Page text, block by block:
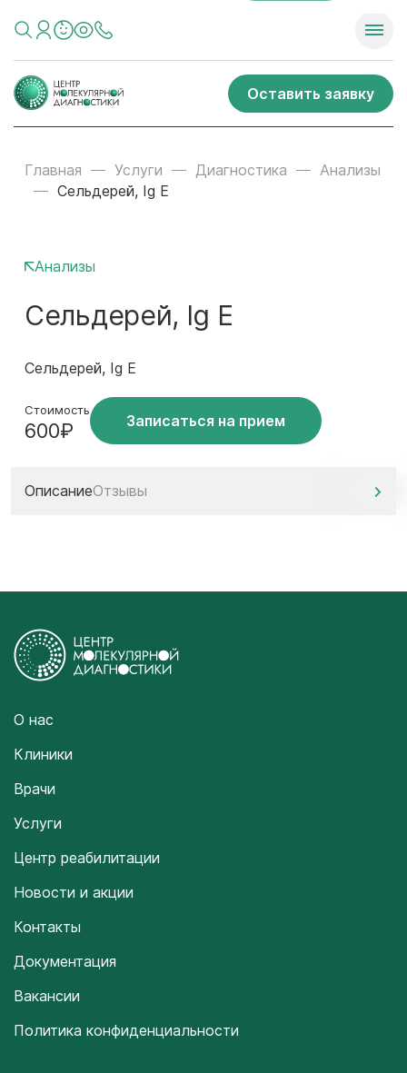
Оставить заявку
Главная Услуги Диагностика
Анализы
Сельдерей, Ig E
Анализы
Сельдерей, Ig E
Сельдерей, Ig E
Стоимость
600₽ Записаться на прием
ОписаниеОтзывы
О нас
Клиники
Врачи
Услуги
Центр реабилитации
Новости и акции
Контакты
Документация
Вакансии
Политика конфиденциальности